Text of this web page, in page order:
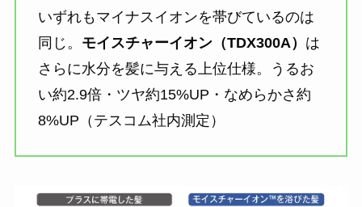
いずれもマイナスイオンを帯びているのは
同じ。 モイスチャーイオン（TDX300A） は
さらに水分を髪に与える上位仕様。うるお
い約2.9倍・ツヤ約15%UP・なめらかさ約
8%UP（テスコム社内測定）